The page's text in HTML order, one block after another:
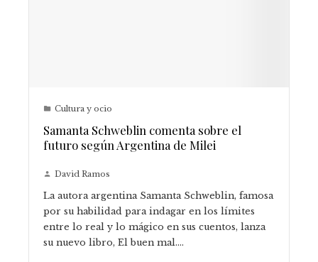
Cultura y ocio
Samanta Schweblin comenta sobre el
futuro según Argentina de Milei
David Ramos
La autora argentina Samanta Schweblin, famosa
por su habilidad para indagar en los límites
entre lo real y lo mágico en sus cuentos, lanza
su nuevo libro, El buen mal.…